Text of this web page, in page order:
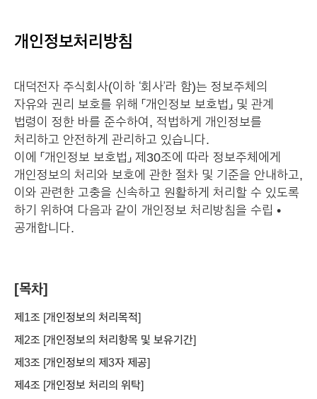
개인정보처리방침
대덕전자 주식회사(이하 ‘회사’라 함)는 정보주체의
자유와 권리 보호를 위해 「개인정보 보호법」 및 관계
법령이 정한 바를 준수하여, 적법하게 개인정보를
처리하고 안전하게 관리하고 있습니다.
이에 「개인정보 보호법」 제30조에 따라 정보주체에게
개인정보의 처리와 보호에 관한 절차 및 기준을 안내하고,
이와 관련한 고충을 신속하고 원활하게 처리할 수 있도록
하기 위하여 다음과 같이 개인정보 처리방침을 수립 •
공개합니다.
[목차]
제1조 [개인정보의 처리목적]
제2조 [개인정보의 처리항목 및 보유기간]
제3조 [개인정보의 제3자 제공]
제4조 [개인정보 처리의 위탁]